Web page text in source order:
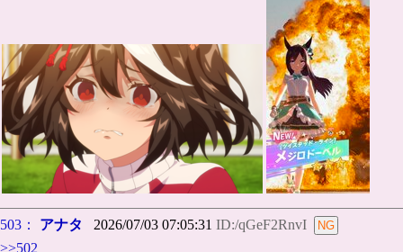
503： アナタ 2026/07/03 07:05:31 ID:/qGeF2RnvI
>>502